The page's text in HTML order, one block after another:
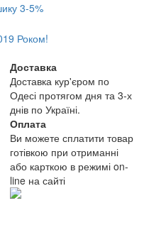
Доставка
Доставка кур'єром по
Одесі протягом дня та 3-х
днів по Україні.
Оплата
Ви можете сплатити товар
готівкою при отриманні
або карткою в режимі on-
line на сайті